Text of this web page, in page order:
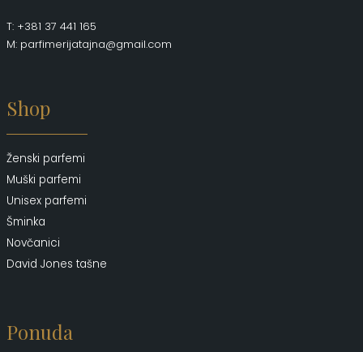
T: +381 37 441 165
M: parfimerijatajna@gmail.com
Shop
Ženski parfemi
Muški parfemi
Unisex parfemi
Šminka
Novčanici
David Jones tašne
Ponuda